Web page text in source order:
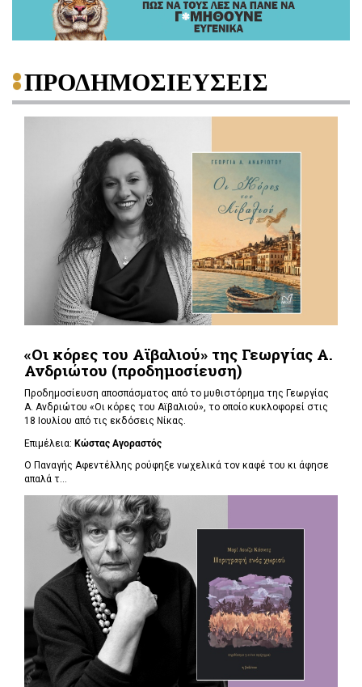
ΠΡΟΔΗΜΟΣΙΕΥΣΕΙΣ
«Οι κόρες του Αϊβαλιού» της Γεωργίας Α.
Ανδριώτου (προδημοσίευση)
Προδημοσίευση αποσπάσματος από το μυθιστόρημα της Γεωργίας
Α. Ανδριώτου «Οι κόρες του Αϊβαλιού», το οποίο κυκλοφορεί στις
18 Ιουλίου από τις εκδόσεις Νίκας.
Επιμέλεια: Κώστας Αγοραστός
Ο Παναγής Αφεντέλλης ρούφηξε νωχελικά τον καφέ του κι άφησε
απαλά τ...